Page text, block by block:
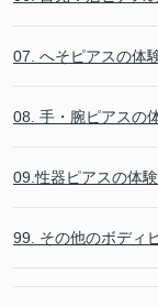
07. へそピアスの体
08. 手・腕ピアスの
09.性器ピアスの体
99. その他のボディ